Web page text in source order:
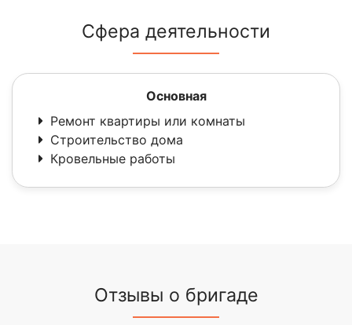
Сфера деятельности
Основная
Ремонт квартиры или комнаты
Строительство дома
Кровельные работы
Отзывы о бригаде